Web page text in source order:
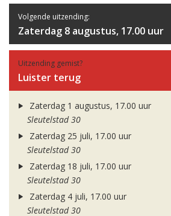
Volgende uitzending:
Zaterdag 8 augustus, 17.00 uur
Uitzending gemist?
Luister terug
Zaterdag 1 augustus, 17.00 uur
Sleutelstad 30
Zaterdag 25 juli, 17.00 uur
Sleutelstad 30
Zaterdag 18 juli, 17.00 uur
Sleutelstad 30
Zaterdag 4 juli, 17.00 uur
Sleutelstad 30